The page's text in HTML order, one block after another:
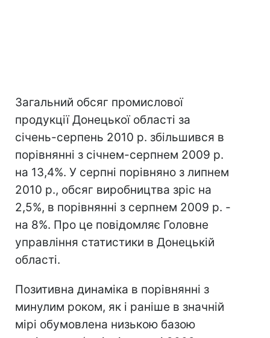
Загальний обсяг промислової
продукції Донецької області за
січень-серпень 2010 р. збільшився в
порівнянні з січнем-серпнем 2009 р.
на 13,4%. У серпні порівняно з липнем
2010 р., обсяг виробництва зріс на
2,5%, в порівнянні з серпнем 2009 р. -
на 8%. Про це повідомляє Головне
управління статистики в Донецькій
області.
Позитивна динаміка в порівнянні з
минулим роком, як і раніше в значній
мірі обумовлена низькою базою